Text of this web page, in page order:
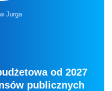
Jurga
od 2027
publicznych